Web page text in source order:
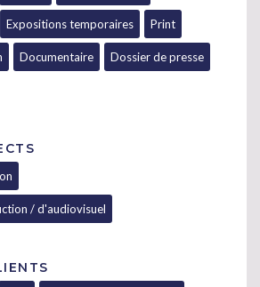
Expositions temporaires Print
Documentaire Dossier de presse
/ d'audiovisuel